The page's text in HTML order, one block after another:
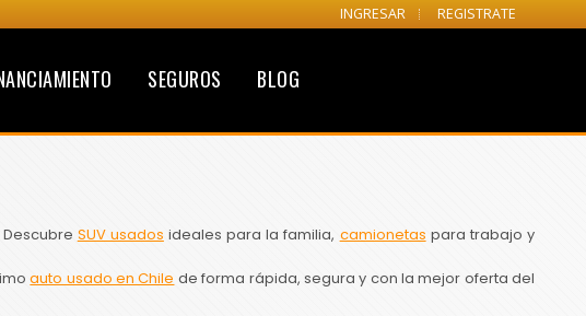
INGRESAR REGISTRATE
SEGUROS BLOG
SUV usados ideales para la familia, camionetas para trabajo y
auto usado en Chile de forma rápida, segura y con la mejor oferta del